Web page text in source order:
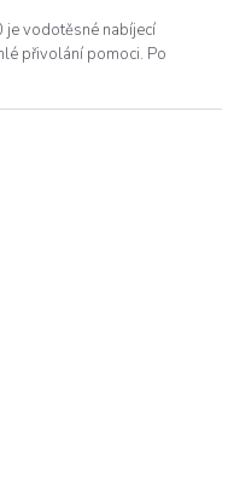
je vodotěsné nabíjecí
přivolání pomoci. Po